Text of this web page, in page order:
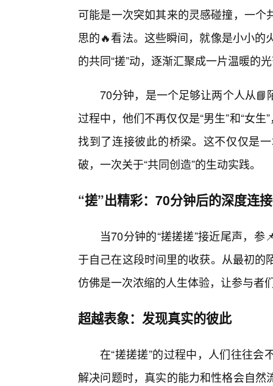
可能是一次突如其来的灵感碰撞，一
思的🔥看法。这些瞬间，就像是小小
的共同“搓”动，逐渐汇聚成一片温暖的
70分钟，是一个足够让两个人从
过程中，他们不再仅仅是“男生”和“女
找到了连接彼此的桥梁。这不仅仅是
破，一次关于“共同创造”的生动实践。
“搓”出精彩：70分钟后的深度连
当70分钟的“搓搓搓”接近尾声，
于自己在这段时间里的收获。从最初
仿佛是一次浓缩的人生体验，让参与者
超越表象：发现真实的彼此
在“搓搓搓”的过程中，人们往往
解决问题时，真实的能力和性格会自